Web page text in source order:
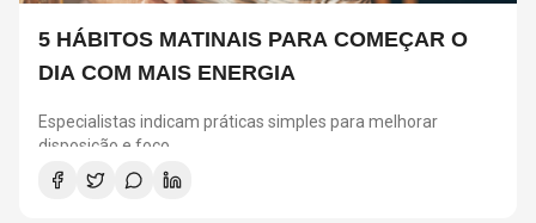
5 HÁBITOS MATINAIS PARA COMEÇAR O
DIA COM MAIS ENERGIA
Especialistas indicam práticas simples para melhorar
disposição e foco